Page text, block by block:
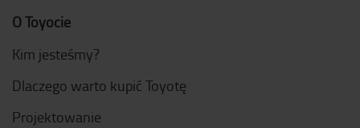
O Toyocie
Kim jesteśmy?
Dlaczego warto kupić Toyotę
Projektowanie